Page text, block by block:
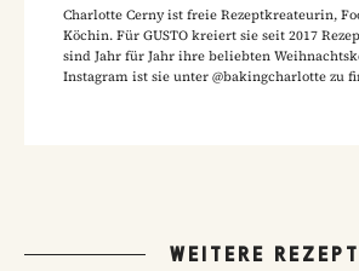
Charlotte Cerny ist freie Rezeptkreateurin,
Köchin. Für GUSTO kreiert sie seit 2017
sind Jahr für Jahr ihre beliebten
Instagram ist sie unter @bakingcharlotte zu
WEITERE